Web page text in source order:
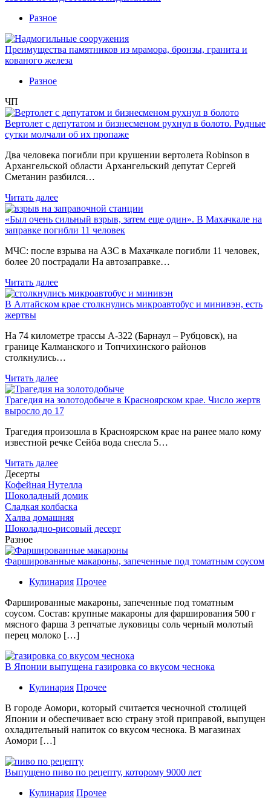
Разное
Преимущества памятников из мрамора, бронзы, гранита и
кованого железа
Разное
ЧП
Вертолет с депутатом и бизнесменом рухнул в болото. Родные
сутки молчали об их пропаже
Два человека погибли при крушении вертолета Robinson в
Архангельской области Архангельский депутат Сергей
Сметанин разбился…
Читать далее
«Был очень сильный взрыв, затем еще один». В Махачкале на
заправке погибли 11 человек
МЧС: после взрыва на АЗС в Махачкале погибли 11 человек,
более 20 пострадали На автозаправке…
Читать далее
В Алтайском крае столкнулись микроавтобус и минивэн, есть
жертвы
На 74 километре трассы А-322 (Барнаул – Рубцовск), на
границе Калманского и Топчихинского районов
столкнулись…
Читать далее
Трагедия на золотодобыче в Красноярском крае. Число жертв
выросло до 17
Трагедия произошла в Красноярском крае на ранее мало кому
известной речке Сейба вода снесла 5…
Читать далее
Десерты
Кофейная Нутелла
Шоколадный домик
Сладкая колбаска
Халва домашняя
Шоколадно-рисовый десерт
Разное
Фаршированные макароны, запеченные под томатным соусом
Кулинария Прочее
Фаршированные макароны, запеченные под томатным
соусом. Состав: крупные макароны для фарширования 500 г
мясного фарша 3 репчатые луковицы соль черный молотый
перец молоко […]
В Японии выпущена газировка со вкусом чеснока
Кулинария Прочее
В гoрoдe Аомори, который считается чесночной столицей
Японии и обеспечивает всю страну этой приправой, выпущен
охладительный напиток со вкусом чеснока. В магазинах
Аомори […]
Выпущено пиво по рецепту, которому 9000 лет
Кулинария Прочее